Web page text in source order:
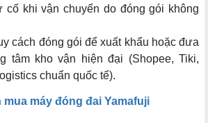
cố khi vận chuyển do đóng gói không
cách đóng gói để xuất khẩu hoặc đưa
tâm kho vận hiện đại (Shopee, Tiki,
chuẩn quốc tế).
mua máy đóng đai Yamafuji